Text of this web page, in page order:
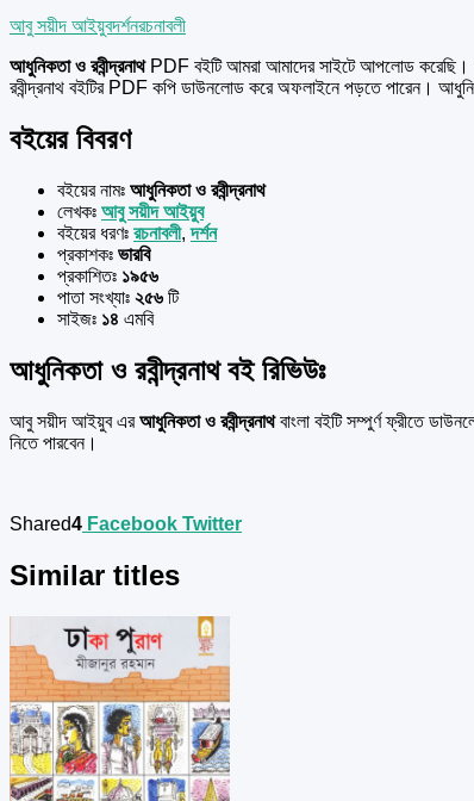
আবু সয়ীদ আইয়ুবদর্শনরচনাবলী
আধুনিকতা ও রবীন্দ্রনাথPDF বইটি আমরা আমাদের সাইটে আপলোড করেছি।
রবীন্দ্রনাথ বইটির PDF কপি ডাউনলোড করে অফলাইনে পড়তে পারেন।
বইয়ের বিবরণ
বইয়ের নামঃ আধুনিকতা ও রবীন্দ্রনাথ
লেখকঃ আবু সয়ীদ আইয়ুব
বইয়ের ধরণঃ রচনাবলী,দর্শন
প্রকাশকঃ ভারবি
প্রকাশিতঃ ১৯৫৬
পাতা সংখ্যাঃ ২৫৬ টি
সাইজঃ ১৪ এমবি
আধুনিকতা ও রবীন্দ্রনাথ বই রিভিউঃ
আবু সয়ীদ আইয়ুব এরআধুনিকতা ও রবীন্দ্রনাথবাংলা বইটি সম্পুর্ণ ফ্রীতে
নিতে পারবেন।
Shared4 Facebook Twitter
Similar titles